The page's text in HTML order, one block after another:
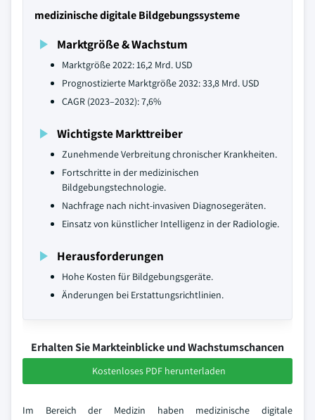
medizinische digitale Bildgebungssysteme
Marktgröße & Wachstum
Marktgröße 2022: 16,2 Mrd. USD
Prognostizierte Marktgröße 2032: 33,8 Mrd. USD
CAGR (2023–2032): 7,6%
Wichtigste Markttreiber
Zunehmende Verbreitung chronischer Krankheiten.
Fortschritte in der medizinischen
Bildgebungstechnologie.
Nachfrage nach nicht-invasiven Diagnosegeräten.
Einsatz von künstlicher Intelligenz in der Radiologie.
Herausforderungen
Hohe Kosten für Bildgebungsgeräte.
Änderungen bei Erstattungsrichtlinien.
Erhalten Sie Markteinblicke und Wachstumschancen
Kostenloses PDF herunterladen
Im Bereich der Medizin haben medizinische digitale